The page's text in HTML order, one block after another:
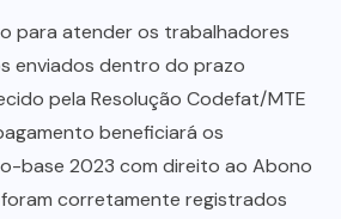
para atender os trabalhadores
enviados dentro do prazo
pela Resolução Codefat/MTE
beneficiará os
base 2023 com direito ao Abono
corretamente registrados